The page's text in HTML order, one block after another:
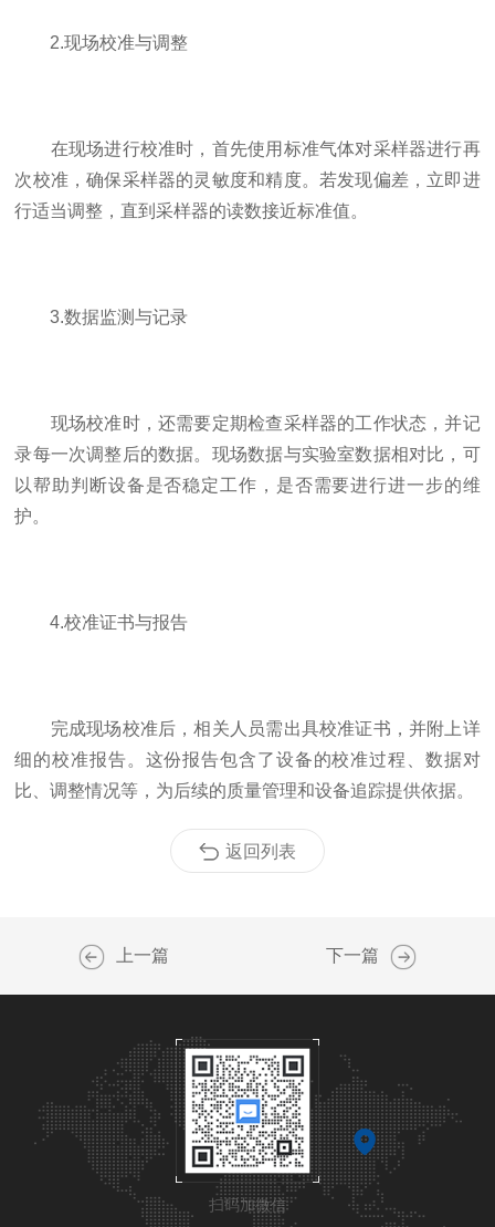
2.现场校准与调整
在现场进行校准时，首先使用标准气体对采样器进行再
次校准，确保采样器的灵敏度和精度。若发现偏差，立即进
行适当调整，直到采样器的读数接近标准值。
3.数据监测与记录
现场校准时，还需要定期检查采样器的工作状态，并记
录每一次调整后的数据。现场数据与实验室数据相对比，可
以帮助判断设备是否稳定工作，是否需要进行进一步的维
护。
4.校准证书与报告
完成现场校准后，相关人员需出具校准证书，并附上详
细的校准报告。这份报告包含了设备的校准过程、数据对
比、调整情况等，为后续的质量管理和设备追踪提供依据。
返回列表
上一篇 下一篇
扫码加微信